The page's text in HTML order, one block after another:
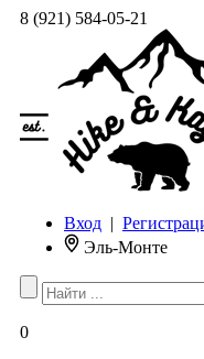
8 (921) 584-05-21
Вход |
Эль-Монте
0